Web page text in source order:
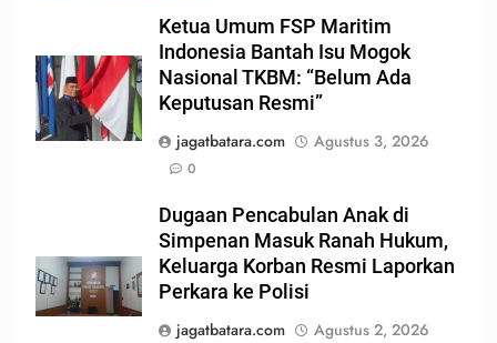
Ketua Umum FSP Maritim
Indonesia Bantah Isu Mogok
Nasional TKBM: “Belum Ada
Keputusan Resmi”
jagatbatara.com
Agustus 3, 2026
0
Dugaan Pencabulan Anak di
Simpenan Masuk Ranah Hukum,
Keluarga Korban Resmi Laporkan
Perkara ke Polisi
jagatbatara.com
Agustus 2, 2026